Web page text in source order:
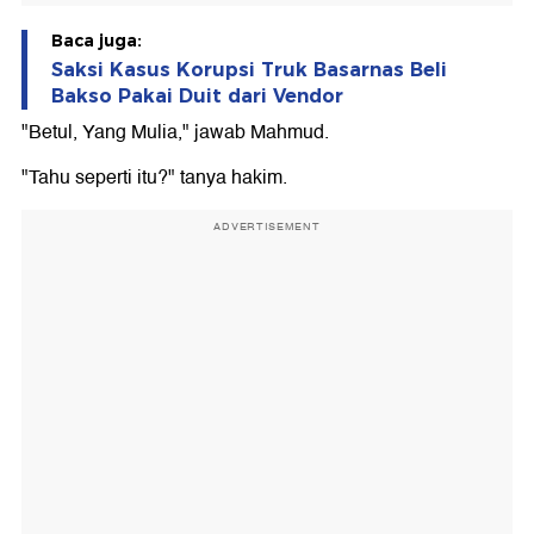
Baca juga:
Saksi Kasus Korupsi Truk Basarnas Beli
Bakso Pakai Duit dari Vendor
"Betul, Yang Mulia," jawab Mahmud.
"Tahu seperti itu?" tanya hakim.
ADVERTISEMENT